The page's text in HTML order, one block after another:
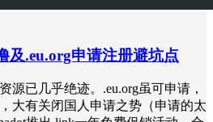
及.eu.org申请注册避坑点
源已几乎绝迹。.eu.org虽可申请，
大有关闭国人申请之势（申请的太